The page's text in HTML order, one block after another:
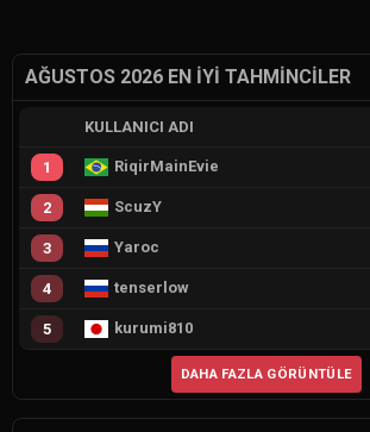
AĞUSTOS 2026 EN İYI TAHMINCILER
KULLANICI ADI
1 RiqirMainEvie
2 ScuzY
3 Yaroc
4 tenserlow
5 kurumi810
DAHA FAZLA GÖRÜNTÜLE